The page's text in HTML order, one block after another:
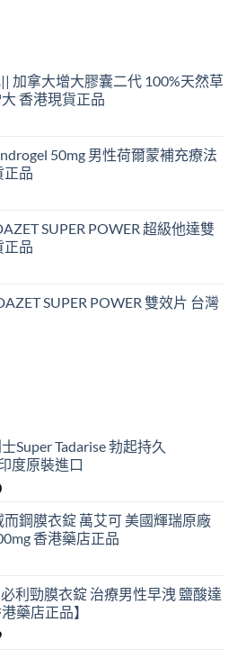
加拿大增大膠囊二代 100%天然草
香港現貨正品
50mg 男性荷爾蒙補充療法
正品
SUPER POWER 超級他達雙
正品
SUPER POWER 雙效片 台灣
Super Tadarise 勃起持久
度原裝進口
Price
$489
through
而鋼膜衣錠 萬艾可 美國輝瑞原廠
香港藥店正品
利勁膜衣錠 治療男性早洩 鹽酸達
藥店正品】
Price